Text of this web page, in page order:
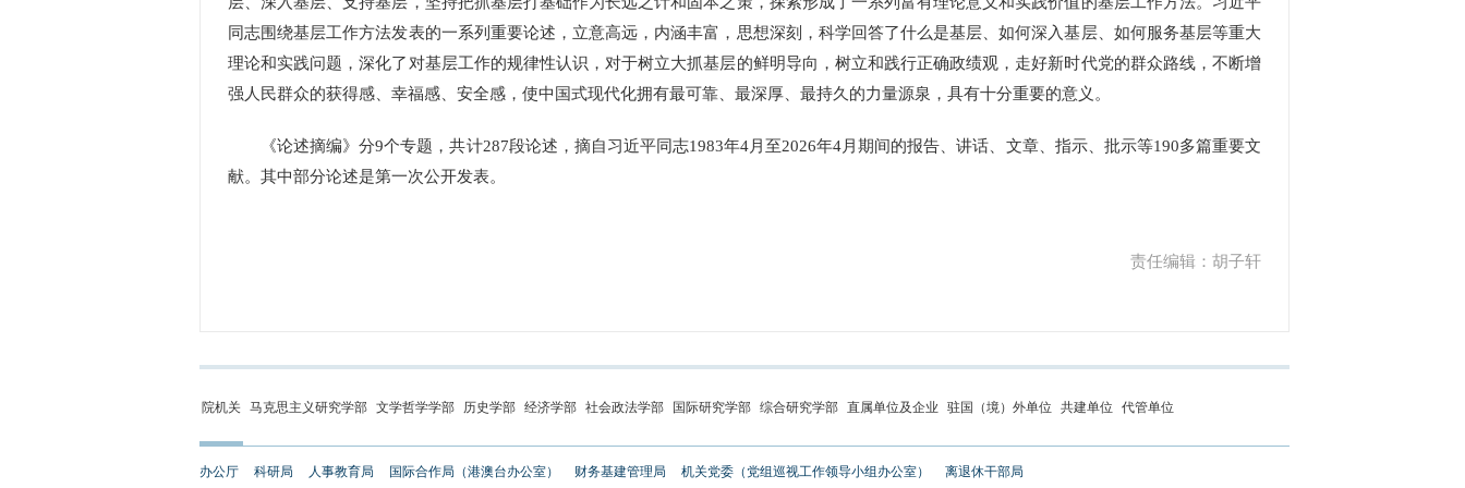
同志围绕基层工作方法发表的一系列重要论述，立意高远，内涵丰富，思想深刻，科学回答了什么是基层、如何深入基层、如何服务基层等重大
理论和实践问题，深化了对基层工作的规律性认识，对于树立大抓基层的鲜明导向，树立和践行正确政绩观，走好新时代党的群众路线，不断增
强人民群众的获得感、幸福感、安全感，使中国式现代化拥有最可靠、最深厚、最持久的力量源泉，具有十分重要的意义。
《论述摘编》分9个专题，共计287段论述，摘自习近平同志1983年4月至2026年4月期间的报告、讲话、文章、指示、批示等190多篇重要文
献。其中部分论述是第一次公开发表。
责任编辑：胡子轩
院机关 马克思主义研究学部 文学哲学学部 历史学部 经济学部 社会政法学部 国际研究学部 综合研究学部 直属单位及企业 驻国（境）外单位 共建单位 代管单位
办公厅 科研局 人事教育局 国际合作局（港澳台办公室） 财务基建管理局 机关党委（党组巡视工作领导小组办公室） 离退休干部局